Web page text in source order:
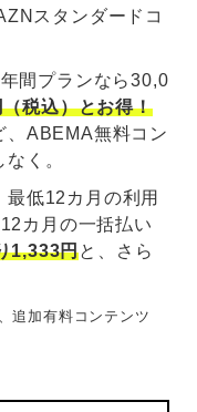
スタンダードコ
間プランなら30,0
税込）とお得！
、ABEMA無料コン
く。
最低12カ月の利用
カ月の一括払い
1,333円と、さら
追加有料コンテンツ